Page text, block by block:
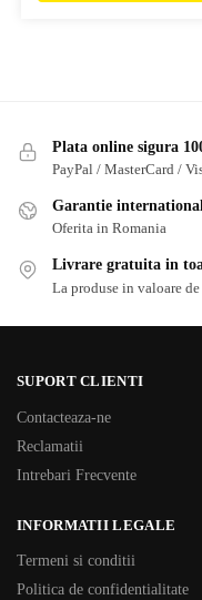
Plata online sigura
PayPal / MasterCard /
Garantie
Oferita in Romania
Livrare gratuita in
La produse in valoare
SUPORT CLIENTI
Contacteaza-ne
Reclamatii
Intrebari Frecvente
INFORMATII LEGALE
Termeni si conditii
Politica de confidentialitate